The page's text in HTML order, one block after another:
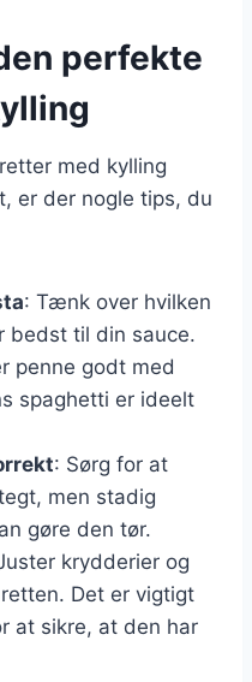
perfekte
med kylling
er der nogle tips, du
: Tænk over hvilken
bedst til din sauce.
penne godt med
spaghetti er ideelt
: Sørg for at
men stadig
gøre den tør.
krydderier og
Det er vigtigt
at sikre, at den har